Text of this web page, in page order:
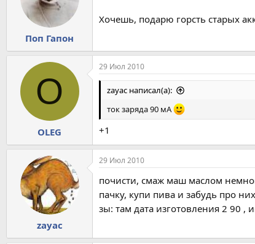
Поп Гапон
Хочешь, подарю горсть старых
O
OLEG
29 Июл 2010
zayac написал(а):
ток заряда 90 мА
+1
zayac
29 Июл 2010
почисти, смаж маш маслом
пачку, купи пива и забудь про них
зы: там дата изготовления 2 90 ,